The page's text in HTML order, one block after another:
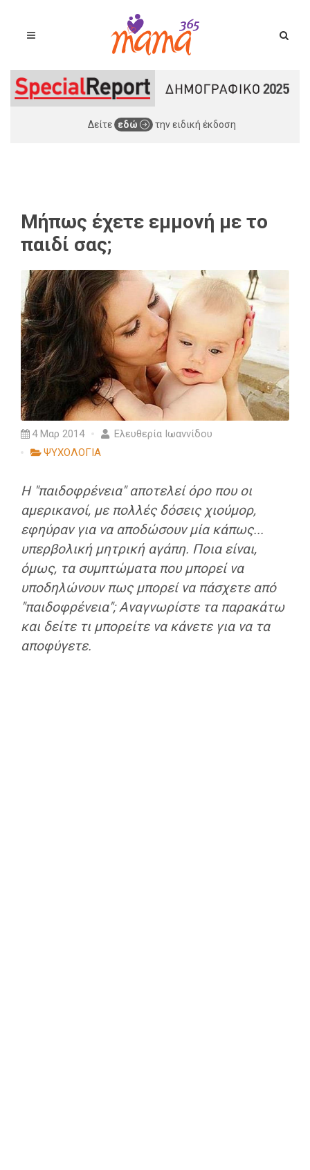
Δείτε εδώ την ειδική έκδοση
Μήπως έχετε εμμονή με το
παιδί σας;
4 Μαρ 2014
Ελευθερία Ιωαννίδου
ΨΥΧΟΛΟΓΙΑ
Η "παιδοφρένεια" αποτελεί όρο που οι
αμερικανοί, με πολλές δόσεις χιούμορ,
εφηύραν για να αποδώσουν μία κάπως...
υπερβολική μητρική αγάπη. Ποια είναι,
όμως, τα συμπτώματα που μπορεί να
υποδηλώνουν πως μπορεί να πάσχετε από
"παιδοφρένεια"; Αναγνωρίστε τα παρακάτω
και δείτε τι μπορείτε να κάνετε για να τα
αποφύγετε.